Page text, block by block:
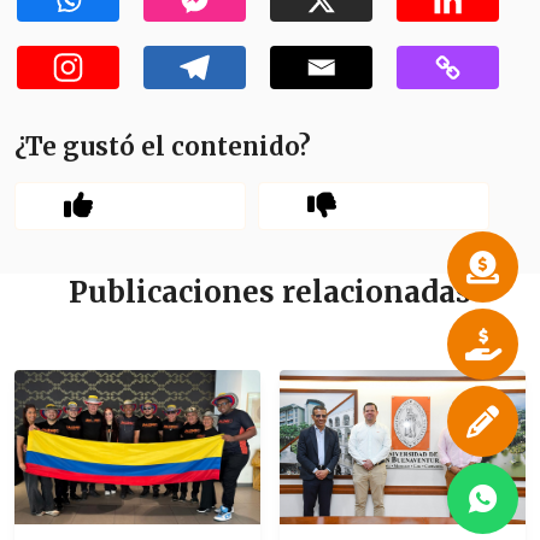
¿Te gustó el contenido?
Publicaciones relacionadas